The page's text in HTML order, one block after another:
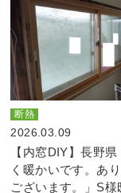
断熱
2026.03.09
【内窓DIY】長野
く暖かいです。あ
ございます。」S様